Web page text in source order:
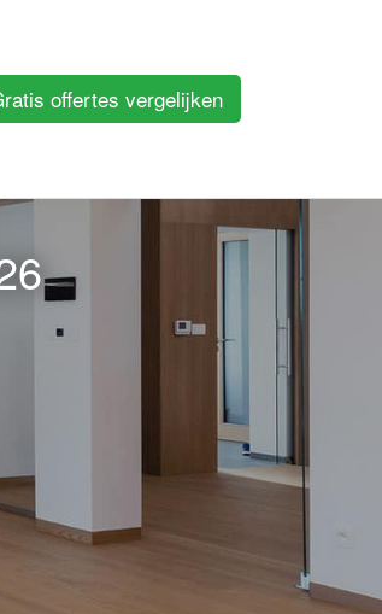
offertes vergelijken